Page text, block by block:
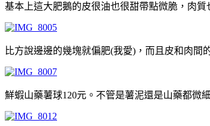
基本上這大肥鵝的皮很油也很甜帶點微脆，肉
比方說邊邊的幾塊就偏肥(我愛)，而且皮和肉間
鮮蝦山藥薯球120元。不管是薯泥還是山藥都微